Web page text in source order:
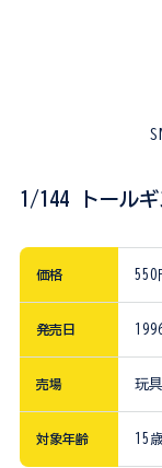
1/144 トール
価格 550
発売日
売場 玩
対象年齢 15